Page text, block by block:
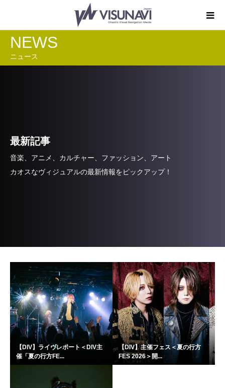
NEWS
ニュース
最新記事
音楽、アニメ、カルチャー、ファッション、アート
カオスなヴィジュアルの最新情報をピックアップ！
【DIV】ライヴレポート＜DIV主
催「夏の行方FE...
【DIV】主催フェス＜夏の行方
FES 2026＞開...